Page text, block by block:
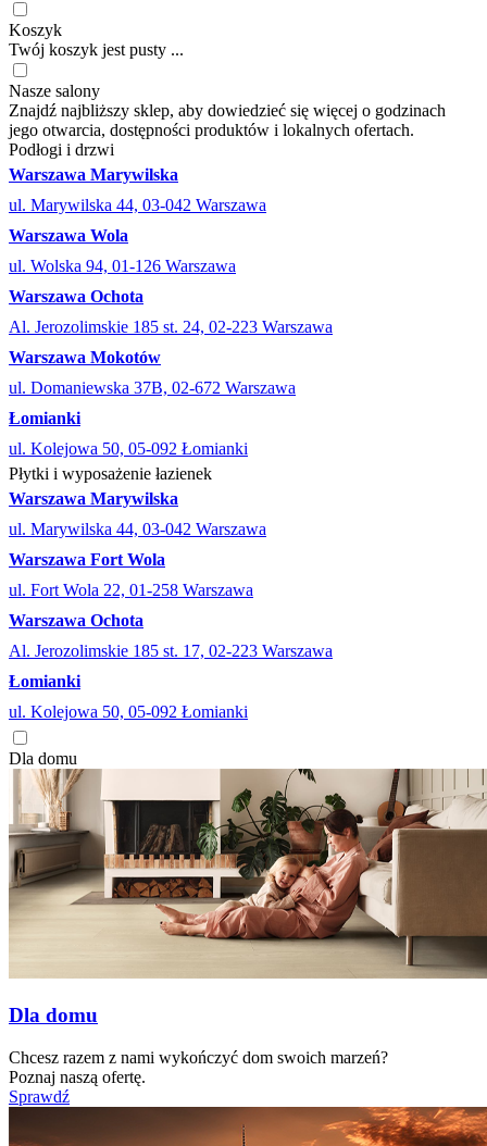
Koszyk
Twój koszyk jest pusty ...
Nasze salony
Znajdź najbliższy sklep, aby dowiedzieć się więcej o godzinach
jego otwarcia, dostępności produktów i lokalnych ofertach.
Podłogi i drzwi
Warszawa Marywilska
ul. Marywilska 44, 03-042 Warszawa
Warszawa Wola
ul. Wolska 94, 01-126 Warszawa
Warszawa Ochota
Al. Jerozolimskie 185 st. 24, 02-223 Warszawa
Warszawa Mokotów
ul. Domaniewska 37B, 02-672 Warszawa
Łomianki
ul. Kolejowa 50, 05-092 Łomianki
Płytki i wyposażenie łazienek
Warszawa Marywilska
ul. Marywilska 44, 03-042 Warszawa
Warszawa Fort Wola
ul. Fort Wola 22, 01-258 Warszawa
Warszawa Ochota
Al. Jerozolimskie 185 st. 17, 02-223 Warszawa
Łomianki
ul. Kolejowa 50, 05-092 Łomianki
Dla domu
Dla domu
Chcesz razem z nami wykończyć dom swoich marzeń?
Poznaj naszą ofertę.
Sprawdź